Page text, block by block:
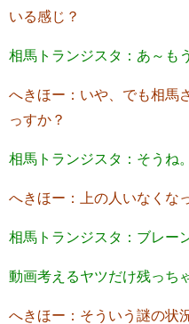
いる感じ？
相馬トランジスタ：あ～も
へきほー：いや、でも相馬
っすか？
相馬トランジスタ：そうね
へきほー：上の人いなくな
相馬トランジスタ：ブレー
動画考えるヤツだけ残っち
へきほー：そういう謎の状